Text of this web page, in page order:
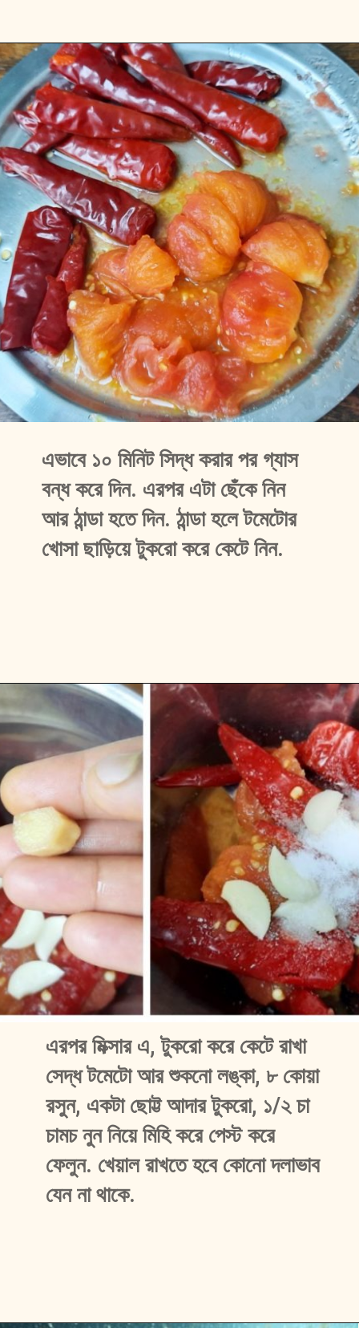
এভাবে ১০ মিনিট সিদ্ধ করার পর গ্যাস
বন্ধ করে দিন. এরপর এটা ছেঁকে নিন
আর ঠান্ডা হতে দিন. ঠান্ডা হলে টমেটোর
খোসা ছাড়িয়ে টুকরো করে কেটে নিন.
এরপর মিক্সার এ, টুকরো করে কেটে রাখা
সেদ্ধ টমেটো আর শুকনো লঙ্কা, ৮ কোয়া
রসুন, একটা ছোট্ট আদার টুকরো, ১/২ চা
চামচ নুন নিয়ে মিহি করে পেস্ট করে
ফেলুন. খেয়াল রাখতে হবে কোনো দলাভাব
যেন না থাকে.